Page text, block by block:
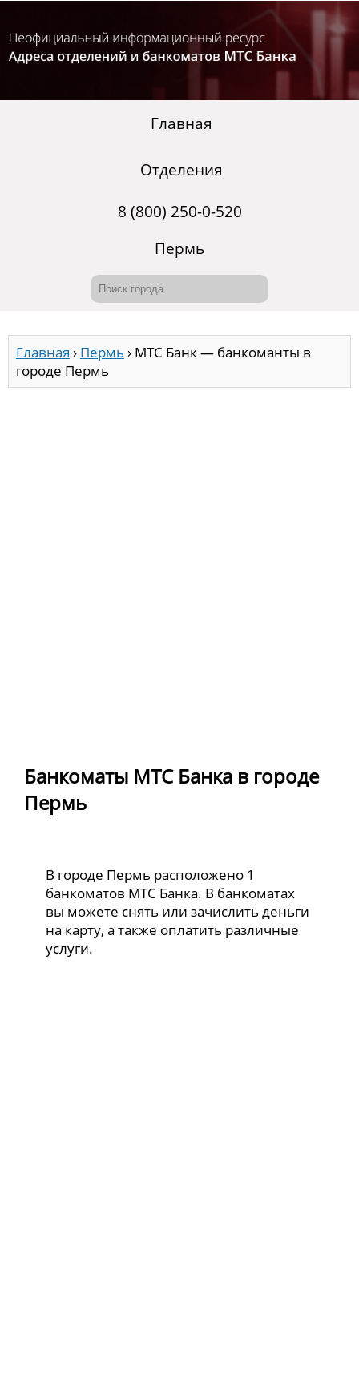
Главная
Отделения
8 (800) 250-0-520
Пермь
Главная › Пермь › МТС Банк — банкоманты в
городе Пермь
Банкоматы МТС Банка в городе
Пермь
В городе Пермь расположено 1
банкоматов МТС Банка. В банкоматах
вы можете снять или зачислить деньги
на карту, а также оплатить различные
услуги.